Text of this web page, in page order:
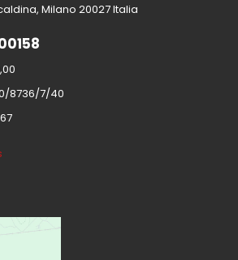
Milano 20027 Italia
8736/7/40